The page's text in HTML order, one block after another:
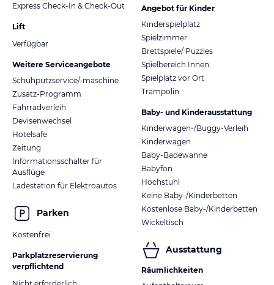
Express Check-In & Check-Out
Lift
Verfügbar
Weitere Serviceangebote
Schuhputzservice/-maschine
Zusatz-Programm
Fahrradverleih
Devisenwechsel
Hotelsafe
Zeitung
Informationsschalter für
Ausflüge
Ladestation für Elektroautos
Parken
Kostenfrei
Parkplatzreservierung
verpflichtend
Angebot für Kinder
Kinderspielplatz
Spielzimmer
Brettspiele/ Puzzles
Spielbereich Innen
Spielplatz vor Ort
Trampolin
Baby- und Kinderausstattung
Kinderwagen-/Buggy-Verleih
Kinderwagen
Baby-Badewanne
Babyfon
Hochstuhl
Keine Baby-/Kinderbetten
Kostenlose Baby-/Kinderbetten
Wickeltisch
Ausstattung
Räumlichkeiten